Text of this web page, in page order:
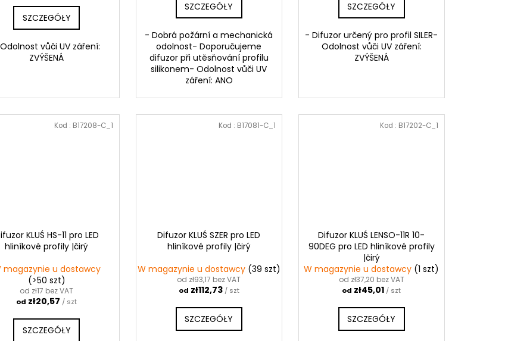
SZCZEGÓŁY
vůči UV záření:
ZVÝŠENÁ
SZCZEGÓŁY
- Dobrá požární a mechanická
odolnost- Doporučujeme
difuzor při utěsňování profilu
silikonem- Odolnost vůči UV
záření: ANO
SZCZEGÓŁY
- Difuzor určený pro profil SILER-
Odolnost vůči UV záření:
ZVÝŠENÁ
KLUŚ HS-11 pro LED
hliníkové profily |čirý
magazynie u dostawcy
(>50 szt)
od zł17 bez VAT
od zł20,57 / szt
SZCZEGÓŁY
Kod : B17208-C_1
Difuzor KLUŚ SZER pro LED
hliníkové profily |čirý
W magazynie u dostawcy (39 szt)
od zł93,17 bez VAT
od zł112,73 / szt
SZCZEGÓŁY
Kod : B17081-C_1
Difuzor KLUŚ LENSO-11R 10-
90DEG pro LED hliníkové profily
|čirý
W magazynie u dostawcy (1 szt)
od zł37,20 bez VAT
od zł45,01 / szt
SZCZEGÓŁY
Kod : B17202-C_1